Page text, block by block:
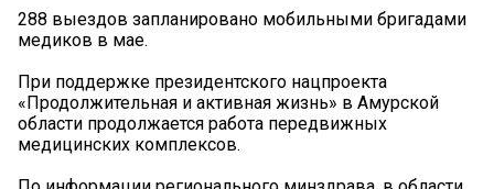
288 выездов запланировано мобильными бригадами
медиков в мае.
При поддержке президентского нацпроекта
«Продолжительная и активная жизнь» в Амурской
области продолжается работа передвижных
медицинских комплексов.